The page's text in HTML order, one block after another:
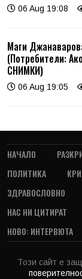
06 Aug 19:08
Маги
(Потребители:
СНИМКИ)
06 Aug 19:05
НАЧАЛО
ПОЛИТИКА
ЗДРАВОСЛОВНО
НАС НИ ЦИТИРАТ
НОВО: ИНТЕРВЮТА
Този сайт е